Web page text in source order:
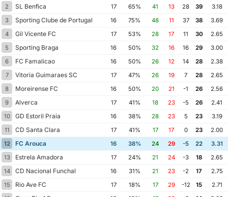
2
SL Benfica 17 65% 41 13 28 39
3.18
3
Sporting Clube de Portugal 16 75% 48 11 37 38
3.69
4
Gil Vicente FC 17 53% 28 17 11 30
2.65
5
Sporting Braga 16 50% 32 16 16 29
3.00
6
FC Famalicao 16 50% 26 12 14 28
2.38
7
Vitoria Guimaraes SC 17 47% 26 19 7 28
2.65
8
Moreirense FC 16 50% 20 21 -1 26
2.56
9
Alverca 17 41% 18 23 -5 26
2.41
10
GD Estoril Praia 16 38% 28 23 5 23
3.19
11
CD Santa Clara 17 41% 17 17 0 23
2.00
12
FC Arouca 16 38% 24 29 -5 22
3.31
13
Estrela Amadora 17 24% 21 24 -3 18
2.65
14
CD Nacional Funchal 16 31% 21 23 -2 17
2.75
15
Rio Ave FC 17 18% 17 29 -12 15
2.71